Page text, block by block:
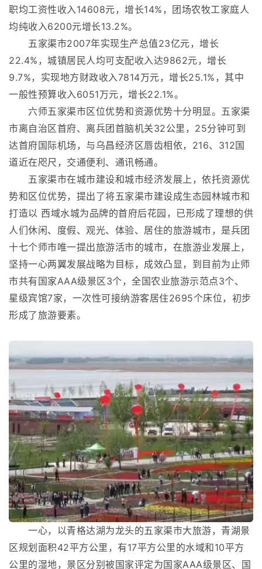
职均工资性收入14608元，增长14%，团场农牧工家庭人
均纯收入6200元增长13.2%。
五家渠市2007年实现生产总值23亿元，增长
22.4%，城镇居民人均可支配收入达9862元，增长
9.7%，实现地方财政收入7814万元，增长25.1%，其中
一般性预算收入6051万元，增长22.1%。
六师五家渠市区位优势和资源优势十分明显。五家渠
市离自治区首府、离兵团首脑机关32公里，25分钟可到
达首府国际机场，与乌昌经济区唇齿相依，216、312国
道近在咫尺，交通便利、通讯畅通。
五家渠市在城市建设和城市经济发展上，依托资源优
势和区位优势，提出了将五家渠市建设成生态园林城市和
打造以 西域水城为品牌的首府后花园，已形成了理想的供
人们休闲、度假、观光、体验、居住的旅游城市，是兵团
十七个师市唯一提出旅游活市的城市，在旅游业发展上，
坚持一心两翼发展战略为目标，成效凸显，到目前为止师
市共有国家AAA级景区3个，全国农业旅游示范点3个、
星级宾馆7家，一次性可接纳游客居住2695个床位，初步
形成了旅游要素。
一心，以青格达湖为龙头的五家渠市大旅游，青湖景
区规划面积42平方公里，有17平方公里的水域和10平方
公里的湿地，景区分别被国家评定为国家AAA级景区、国